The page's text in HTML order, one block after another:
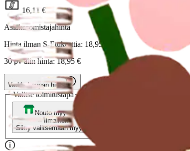
16,11 €
Asiakasomistajahinta
Hinta ilman S-Etukorttia: 18,95 €
30 pv alin hinta: 18,95 €
Verkkokaupan hinta
Valitse toimitustapa
Nouto myymälästä
Ilmainen
Siirry valitsemaan myymälä